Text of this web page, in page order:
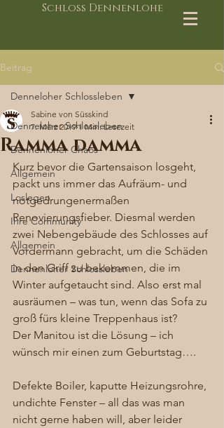
Schloss Dennenlohe
Beitrag
Denneloher Schlossleben
Dennenloher Chaos
Allgemein
Loslegen
Ihre Community
Allgemein
Dennenloher Schlossleben
Denneloher Schlossleben
Ramma damma
Sabine von Süsskind
7. März 2019 1 Min. Lesezeit
Kurz bevor die Gartensaison losgeht,
packt uns immer das Aufräum- und
notgedrungenermaßen
Renovierungsfieber. Diesmal werden
zwei Nebengebäude des Schlosses auf
Vordermann gebracht, um die Schäden
in den Griff zu bekommen, die im
Winter aufgetaucht sind. Also erst mal
ausräumen – was tun, wenn das Sofa zu
groß fürs kleine Treppenhaus ist?
Der Manitou ist die Lösung – ich
wünsch mir einen zum Geburtstag….
Defekte Boiler, kaputte Heizungsrohre,
undichte Fenster – all das was man
nicht gerne haben will, aber leider